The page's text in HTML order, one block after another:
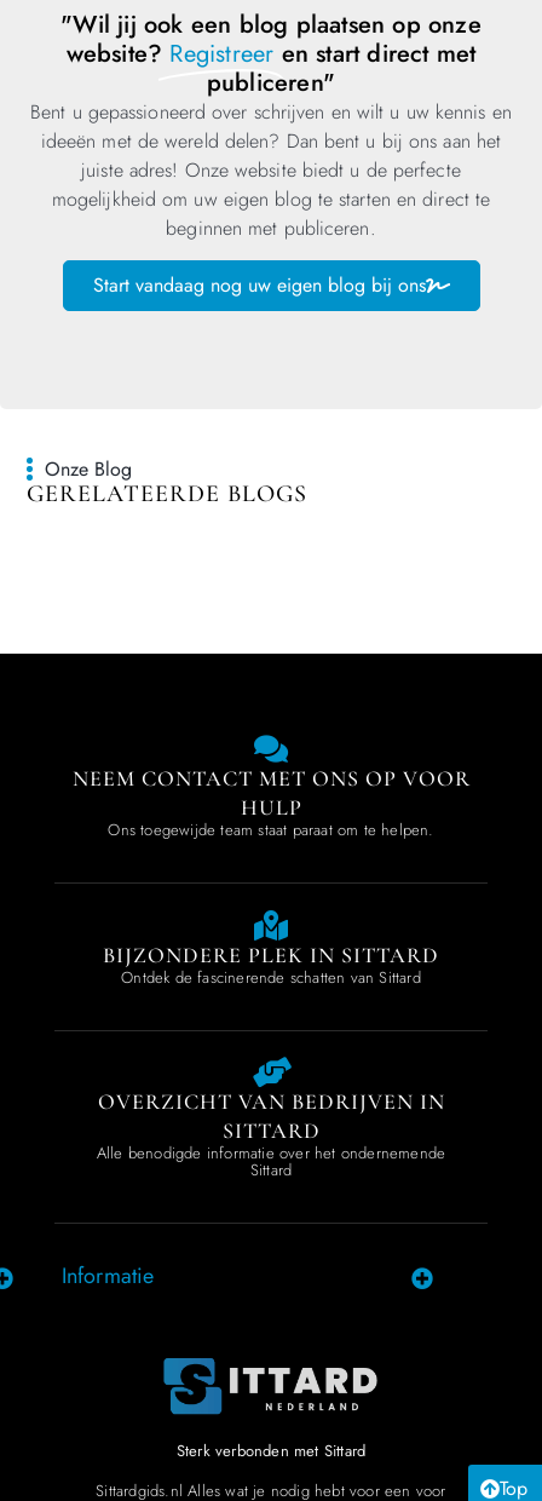
Top
"Wil jij ook een blog plaatsen op onze
website? Registreer en start direct met
publiceren"
Bent u gepassioneerd over schrijven en wilt u uw kennis en
ideeën met de wereld delen? Dan bent u bij ons aan het
juiste adres! Onze website biedt u de perfecte
mogelijkheid om uw eigen blog te starten en direct te
beginnen met publiceren.
Start vandaag nog uw eigen blog bij ons
Onze Blog
GERELATEERDE BLOGS
NEEM CONTACT MET ONS OP VOOR
HULP
Ons toegewijde team staat paraat om te helpen.
BIJZONDERE PLEK IN SITTARD
Ontdek de fascinerende schatten van Sittard
OVERZICHT VAN BEDRIJVEN IN
SITTARD
Alle benodigde informatie over het ondernemende
Sittard
Informatie
Sterk verbonden met Sittard
Sittardgids.nl Alles wat je nodig hebt voor een voor